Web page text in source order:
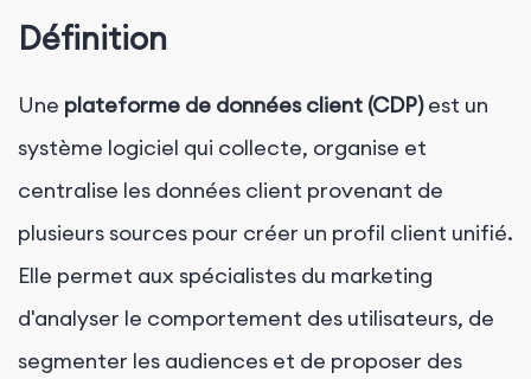
Définition
Une plateforme de données client (CDP) est un
système logiciel qui collecte, organise et
centralise les données client provenant de
plusieurs sources pour créer un profil client unifié.
Elle permet aux spécialistes du marketing
d'analyser le comportement des utilisateurs, de
segmenter les audiences et de proposer des